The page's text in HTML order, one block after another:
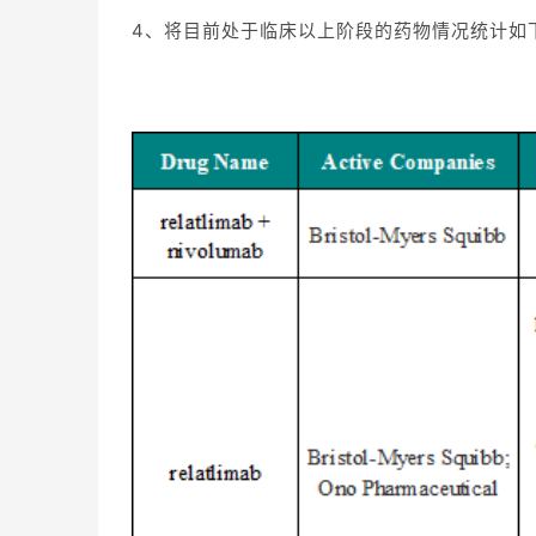
4、将目前处于临床以上阶段的药物情况统计如